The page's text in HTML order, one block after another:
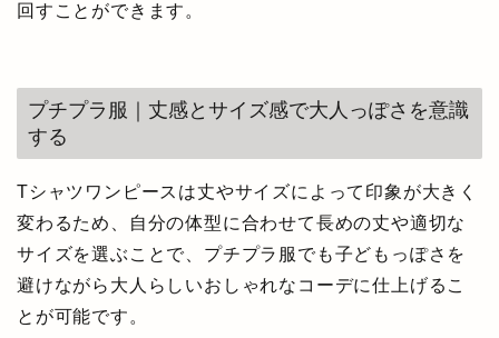
回すことができます。
プチプラ服｜丈感とサイズ感で大人っぽさを意識
する
Tシャツワンピースは丈やサイズによって印象が大きく
変わるため、自分の体型に合わせて長めの丈や適切な
サイズを選ぶことで、プチプラ服でも子どもっぽさを
避けながら大人らしいおしゃれなコーデに仕上げるこ
とが可能です。